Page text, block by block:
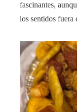
fascinantes,
los sentidos fuera